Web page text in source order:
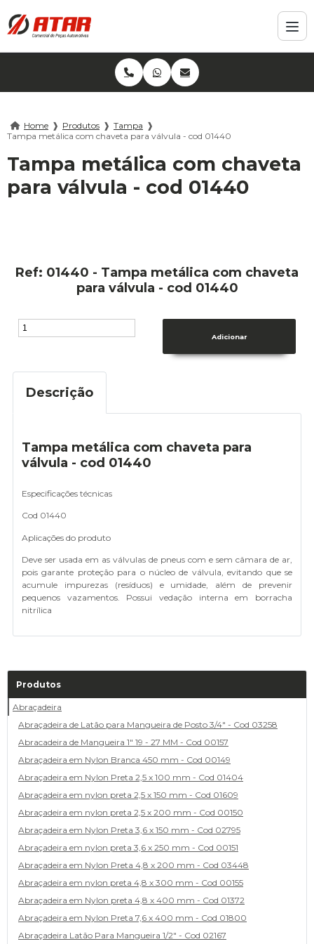
Home ❱ Produtos ❱ Tampa ❱
Tampa metálica com chaveta para válvula - cod 01440
Tampa metálica com chaveta
para válvula - cod 01440
Ref: 01440 - Tampa metálica com chaveta
para válvula - cod 01440
Descrição
Tampa metálica com chaveta para
válvula - cod 01440
Especificações técnicas
Cod 01440
Aplicações do produto
Deve ser usada em as válvulas de pneus com e sem câmara de ar,
pois garante proteção para o núcleo de válvula, evitando que se
acumule impurezas (resíduos) e umidade, além de prevenir
pequenos vazamentos. Possui vedação interna em borracha
nitrílica
Produtos
Abraçadeira
Abraçadeira de Latão para Mangueira de Posto 3/4" - Cod 03258
Abracadeira de Mangueira 1" 19 - 27 MM - Cod 00157
Abraçadeira em Nylon Branca 450 mm - Cod 00149
Abraçadeira em Nylon Preta 2,5 x 100 mm - Cod 01404
Abraçadeira em nylon preta 2,5 x 150 mm - Cod 01609
Abraçadeira em nylon preta 2,5 x 200 mm - Cod 00150
Abraçadeira em Nylon Preta 3,6 x 150 mm - Cod 02795
Abraçadeira em nylon preta 3,6 x 250 mm - Cod 00151
Abraçadeira em Nylon Preta 4,8 x 200 mm - Cod 03448
Abraçadeira em nylon preta 4,8 x 300 mm - Cod 00155
Abraçadeira em Nylon preta 4,8 x 400 mm - Cod 01372
Abraçadeira em Nylon Preta 7,6 x 400 mm - Cod 01800
Abraçadeira Latão Para Mangueira 1/2" - Cod 02167